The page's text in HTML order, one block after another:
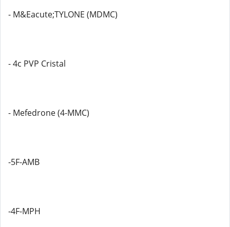
- M&Eacute;TYLONE (MDMC)
- 4c PVP Cristal
- Mefedrone (4-MMC)
-5F-AMB
-4F-MPH